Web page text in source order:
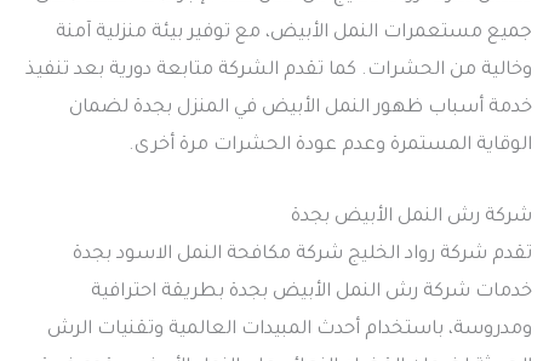
جميع مستعمرات النمل الأبيض، مع توفير بيئة منزلية آمنة
وخالية من الحشرات. كما تقدم الشركة متابعة دورية بعد تنفيذ
خدمة أسباب ظهور النمل الأبيض في المنزل بجدة لضمان
الوقاية المستمرة وعدم عودة الحشرات مرة أخرى.
شركة رش النمل الأبيض بجدة
تقدم شركة رواد الخليج شركة مكافحة النمل الاسود بجدة
خدمات شركة رش النمل الأبيض بجدة بطريقة احترافية
ومدروسة، باستخدام أحدث المبيدات العالمية وتقنيات الرش